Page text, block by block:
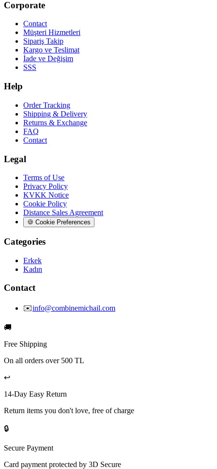
Corporate
Contact
Müşteri Hizmetleri
Sipariş Takip
Kargo ve Teslimat
İade ve Değişim
SSS
Help
Order Tracking
Shipping & Delivery
Returns & Exchange
FAQ
Contact
Legal
Terms of Use
Privacy Policy
KVKK Notice
Cookie Policy
Distance Sales Agreement
🍪 Cookie Preferences
Categories
Erkek
Kadın
Contact
✉️info@combinemichail.com
🚚
Free Shipping
On all orders over 500 TL
↩️
14-Day Easy Return
Return items you don't love, free of charge
🔒
Secure Payment
Card payment protected by 3D Secure